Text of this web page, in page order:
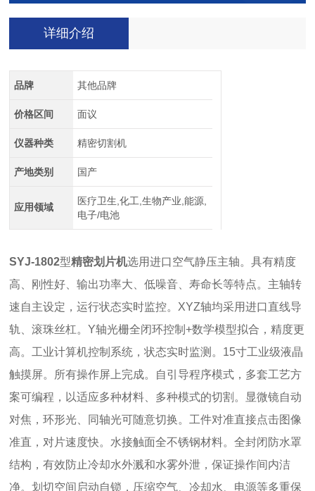
详细介绍
品牌 其他品牌
价格区间 面议
仪器种类 精密切割机
产地类别 国产
应用领域
医疗卫生,化工,生物产业,能源,
电子/电池
SYJ-1802型精密划片机选用进口空气静压主轴。具有精度
高、刚性好、输出功率大、低噪音、寿命长等特点。主轴转
速自主设定，运行状态实时监控。XYZ轴均采用进口直线导
轨、滚珠丝杠。Y轴光栅全闭环控制+数学模型拟合，精度更
高。工业计算机控制系统，状态实时监测。15寸工业级液晶
触摸屏。所有操作屏上完成。自引导程序模式，多套工艺方
案可编程，以适应多种材料、多种模式的切割。显微镜自动
对焦，环形光、同轴光可随意切换。工件对准直接点击图像
准直，对片速度快。水接触面全不锈钢材料。全封闭防水罩
结构，有效防止冷却水外溅和水雾外泄，保证操作间内洁
净。划切空间启动自锁，压缩空气、冷却水、电源等多重保